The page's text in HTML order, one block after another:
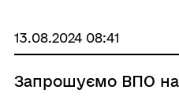
11.02), що ро ...
13.08.2024 08:41
Запрошуємо ВПО на